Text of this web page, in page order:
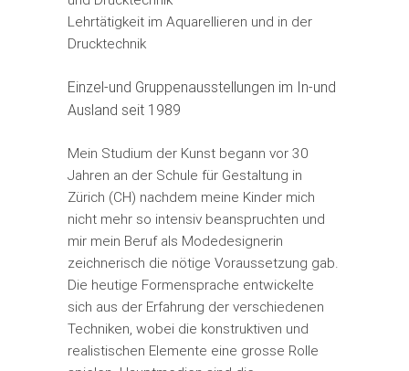
Lehrtätigkeit im Aquarellieren und in der
Drucktechnik
Einzel-und Gruppenausstellungen im In-und
Ausland seit 1989
Mein Studium der Kunst begann vor 30
Jahren an der Schule für Gestaltung in
Zürich (CH) nachdem meine Kinder mich
nicht mehr so intensiv beanspruchten und
mir mein Beruf als Modedesignerin
zeichnerisch die nötige Voraussetzung gab.
Die heutige Formensprache entwickelte
sich aus der Erfahrung der verschiedenen
Techniken, wobei die konstruktiven und
realistischen Elemente eine grosse Rolle